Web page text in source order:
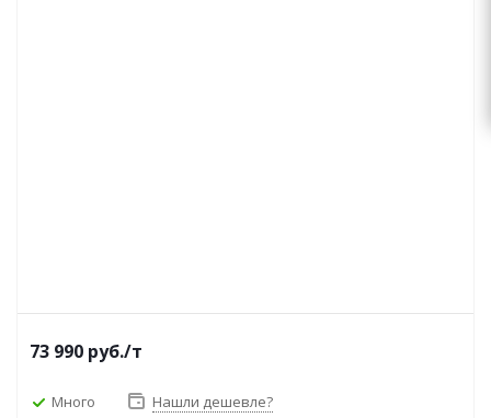
73 990 руб./т
Много Нашли дешевле?